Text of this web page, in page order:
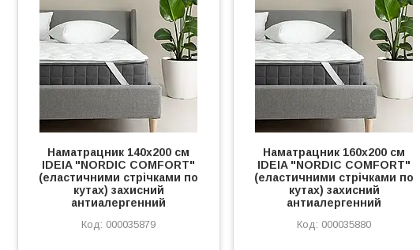
Наматрацник 140х200 см
IDEIA "NORDIC СOMFORT"
(еластичними стрічками по
кутах) захисний
антиалергенний
000035879
Наматрацник 160х200 см
IDEIA "NORDIC СOMFORT"
(еластичними стрічками по
кутах) захисний
антиалергенний
000035880